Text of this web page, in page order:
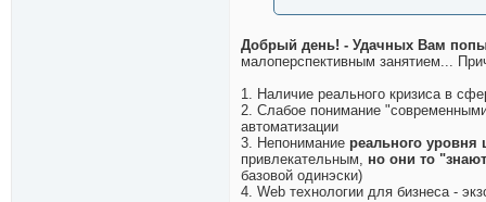
Добрый день! - Удачных Вам
малоперспективным занятием...
1. Наличие реального кризиса в
2. Слабое понимание
автоматизации
3. Непонимание реального уровня
привлекательным, но они то
базовой одинэски)
4. Web технологии для бизнеса -